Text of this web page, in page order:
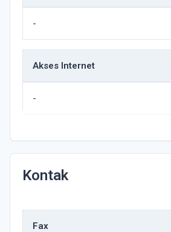
-
Akses Internet
-
Kontak
Fax